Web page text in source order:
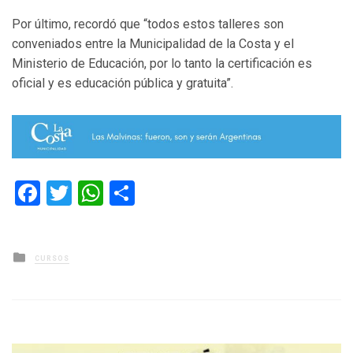
Por último, recordó que “todos estos talleres son
conveniados entre la Municipalidad de la Costa y el
Ministerio de Educación, por lo tanto la certificación es
oficial y es educación pública y gratuita”.
Facebook
TwitterWhatsApp
Posted
in
CURSOS